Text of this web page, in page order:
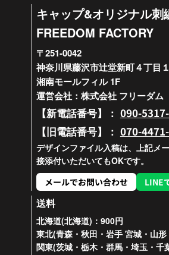
キャップ&オリジナル刺
FREEDOM FACTORY
〒251-0042
神奈川県藤沢市辻堂新町４丁目
湘南モールフィル 1F
運営会社：株式会社 フリーダ
【新電話番号】： 090-
【旧電話番号】： 070-
デザインファイル入稿は、上記メ
接添付いただいてもOKです。
メールでお問い合わせ
LINE
送料
北海道(北海道)：900円
東北(青森・秋田・岩手 宮城・山
関東(茨城・栃木・群馬・埼玉・千